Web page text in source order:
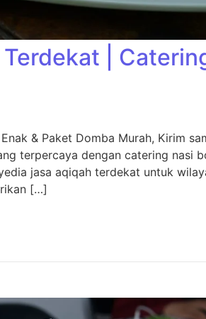
|
& Paket Domba Murah, Kirim
terpercaya dengan catering nasi
jasa aqiqah terdekat untuk
[…]
Bandung Terdekat |